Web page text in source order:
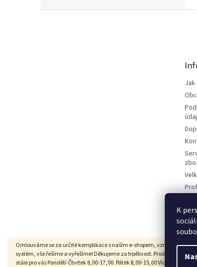
K
Omlouváme se za určité komplikace s naším e-shopem, vzniklé
systém, vše řešíme a vyřešíme! Děkujeme za trpělivost. Prodejna-
stále pro vás Pondělí-Čtvrtek 8,00-17,00. Pátek 8,00-15,00 Více info na
Copyright 2026Vodní Království . Všechna práva